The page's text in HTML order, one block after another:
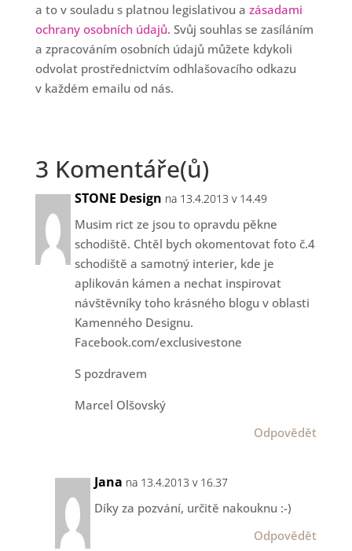
a to v souladu s platnou legislativou a zásadami
ochrany osobních údajů. Svůj souhlas se zasíláním
a zpracováním osobních údajů můžete kdykoli
odvolat prostřednictvím odhlašovacího odkazu
v každém emailu od nás.
3 Komentáře(ů)
STONE Design na 13.4.2013 v 14.49
Musim rict ze jsou to opravdu pěkne
schodiště. Chtěl bych okomentovat foto č.4
schodiště a samotný interier, kde je
aplikován kámen a nechat inspirovat
návštěvníky toho krásného blogu v oblasti
Kamenného Designu.
Facebook.com/exclusivestone
S pozdravem
Marcel Olšovský
Odpovědět
Jana na 13.4.2013 v 16.37
Díky za pozvání, určitě nakouknu :-)
Odpovědět